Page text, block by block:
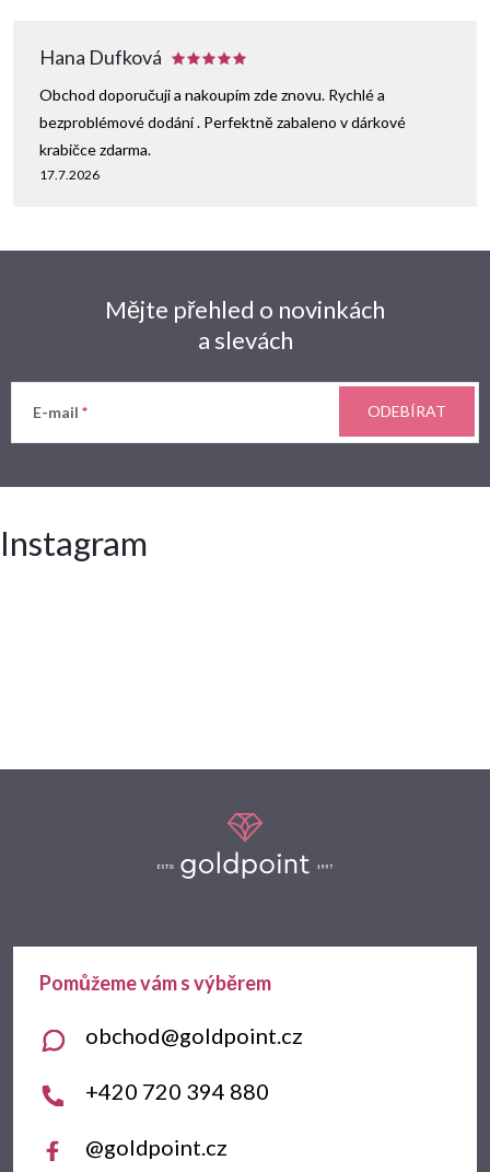
Hana Dufková
17.7.2026
Obchod doporučuji a nakoupím zde znovu. Rychlé a
bezproblémové dodání . Perfektně zabaleno v dárkové
krabičce zdarma.
Mějte přehled o novinkách
a slevách
E-mail ODEBÍRAT
Instagram
a
obchod@goldpoint.cz
+420 720 394 880
@goldpoint.cz